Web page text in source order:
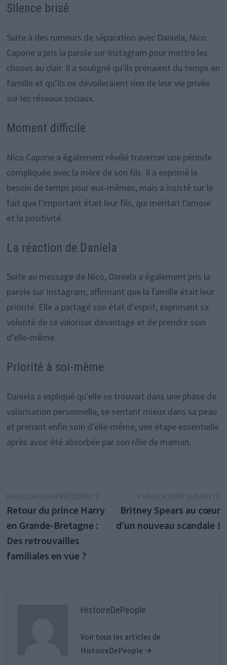
Silence brisé
Suite à des rumeurs de séparation avec Daniela, Nico
Capone a pris la parole sur Instagram pour mettre les
choses au clair. Il a souligné qu’ils prenaient du temps en
famille et qu’ils ne dévoileraient rien de leur vie privée
sur les réseaux sociaux.
Moment difficile
Nico Capone a également révélé traverser une période
compliquée avec la mère de son fils. Il a exprimé le
besoin de temps pour eux-mêmes, mais a insisté sur le
fait que l’important était leur fils, qui méritait l’amour
et la positivité.
La réaction de Daniela
Suite au message de Nico, Daniela a également pris la
parole sur Instagram, affirmant que la famille était leur
priorité. Elle a partagé son état d’esprit, exprimant sa
volonté de se valoriser davantage et de prendre soin
d’elle-même.
Priorité à soi-même
Daniela a expliqué qu’elle se trouvait dans une phase de
valorisation personnelle, se sentant mieux dans sa peau
et prenant enfin soin d’elle-même, une étape essentielle
après avoir été absorbée par son rôle de maman.
de
l’article
précédente :
Retour du prince Harry
en Grande-Bretagne :
Des retrouvailles
familiales en vue ?
Britney Spears au cœur
d’un nouveau scandale !
HistoireDePeople
Voir tous les articles de
HistoireDePeople →